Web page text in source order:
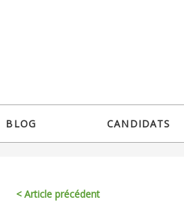
BLOG CANDIDATS
< Article précédent